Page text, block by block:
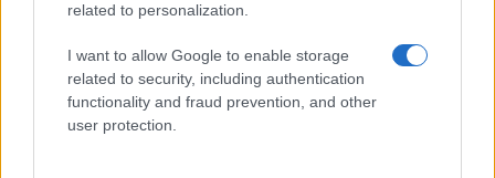
related to personalization.
I want to allow Google to enable storage
related to security, including authentication
functionality and fraud prevention, and other
user protection.
Continua a leggere